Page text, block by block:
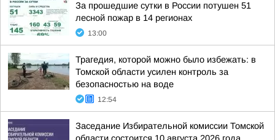
За прошедшие сутки в России потушен 51
лесной пожар в 14 регионах
13:00
Трагедия, которой можно было избежать: в
Томской области усилен контроль за
безопасностью на воде
12:54
Заседание Избирательной комиссии Томской